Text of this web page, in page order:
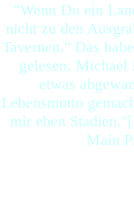
"Wenn Du ein
nicht zu den
Tavernen." Das
gelesen. Michael
etwas
Lebensmotto
mir eben
Main